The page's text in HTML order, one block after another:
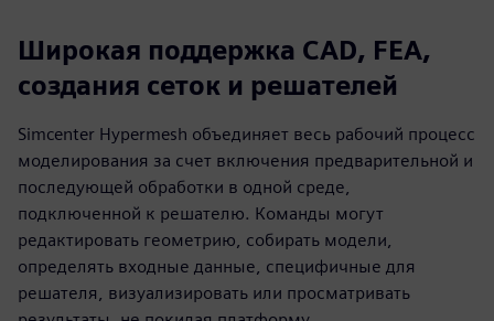
Широкая поддержка CAD, FEA,
создания сеток и решателей
Simcenter Hypermesh объединяет весь рабочий процесс
моделирования за счет включения предварительной и
последующей обработки в одной среде,
подключенной к решателю. Команды могут
редактировать геометрию, собирать модели,
определять входные данные, специфичные для
решателя, визуализировать или просматривать